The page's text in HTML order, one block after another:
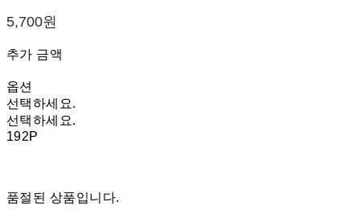
5,700원
추가 금액
옵션
선택하세요.
선택하세요.
192P
품절된 상품입니다.